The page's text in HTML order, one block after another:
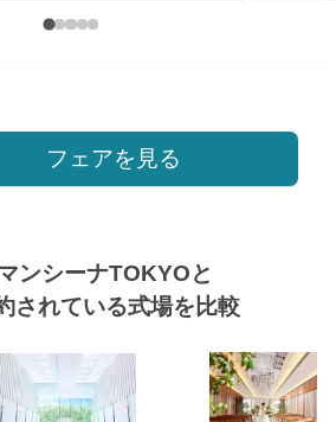
フェアを見る
ンシーナTOKYOと
されている式場を比較